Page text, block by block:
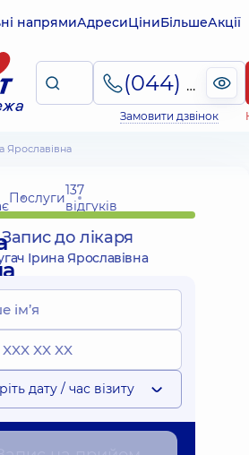
напрямиАдресиЦіниБільшеАкції
(044) 495-2-888
Замовити дзвінок
Ярославівна
Послуги137
відгуків
приймає
дітей
Запис до лікаря
Ірина Ярославівна
дату / час візиту